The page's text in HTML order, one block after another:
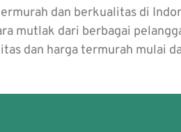
dan berkualitas di
mutlak dari berbagai
dan harga termurah mulai